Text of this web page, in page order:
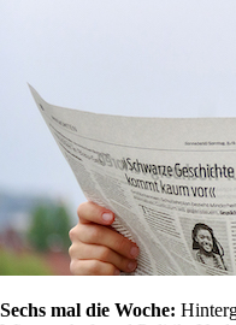
Sechs mal die Woche: